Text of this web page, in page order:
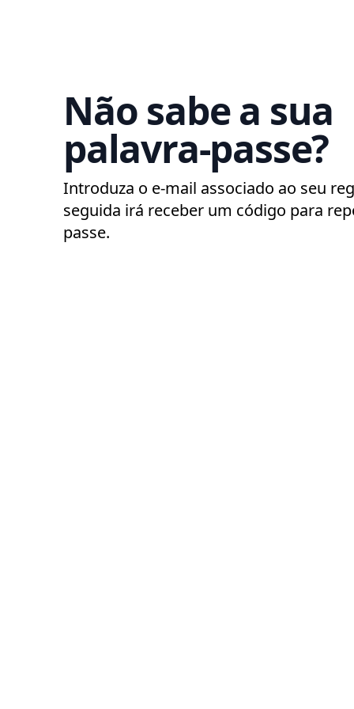
Não sabe a sua
palavra-passe?
Introduza o e-mail associado ao seu
seguida irá receber um código para
passe.